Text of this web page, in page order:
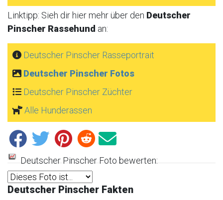
Linktipp: Sieh dir hier mehr über den Deutscher
Pinscher Rassehund an:
Deutscher Pinscher Rasseportrait
Deutscher Pinscher Fotos
Deutscher Pinscher Züchter
Alle Hunderassen
Deutscher Pinscher Foto bewerten:
Deutscher Pinscher Fakten